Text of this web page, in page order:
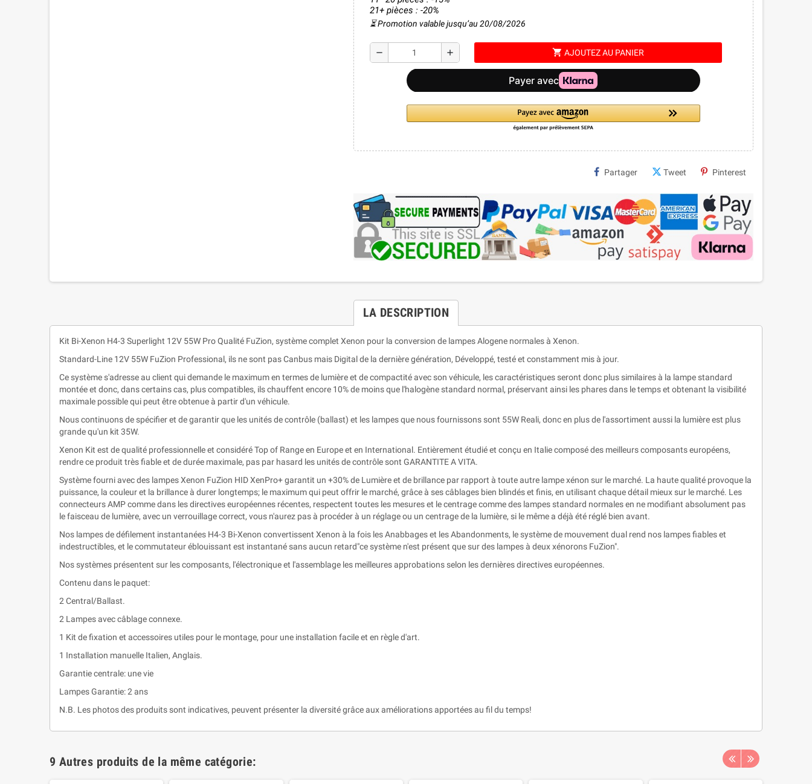
21+ pièces : -20%
⏳ Promotion valable jusqu’au 20/08/2026
remove add shopping_cart AJOUTEZ AU PANIER
Partager Tweet Pinterest
LA DESCRIPTION
Kit Bi-Xenon H4-3 Superlight 12V 55W Pro Qualité FuZion, système complet Xenon pour la conversion de lampes Alogene normales à Xenon.
Standard-Line 12V 55W FuZion Professional, ils ne sont pas Canbus mais Digital de la dernière génération, Développé, testé et constamment mis à jour.
Ce système s'adresse au client qui demande le maximum en termes de lumière et de compactité avec son véhicule, les caractéristiques seront donc plus similaires à la lampe standard
montée et donc, dans certains cas, plus compatibles, ils chauffent encore 10% de moins que l'halogène standard normal, préservant ainsi les phares dans le temps et obtenant la visibilité
maximale possible qui peut être obtenue à partir d'un véhicule.
Nous continuons de spécifier et de garantir que les unités de contrôle (ballast) et les lampes que nous fournissons sont 55W Reali, donc en plus de l'assortiment aussi la lumière est plus
grande qu'un kit 35W.
Xenon Kit est de qualité professionnelle et considéré Top of Range en Europe et en International. Entièrement étudié et conçu en Italie composé des meilleurs composants européens,
rendre ce produit très fiable et de durée maximale, pas par hasard les unités de contrôle sont GARANTITE A VITA.
Système fourni avec des lampes Xenon FuZion HID XenPro+ garantit un +30% de Lumière et de brillance par rapport à toute autre lampe xénon sur le marché. La haute qualité provoque la
puissance, la couleur et la brillance à durer longtemps; le maximum qui peut offrir le marché, grâce à ses câblages bien blindés et finis, en utilisant chaque détail mieux sur le marché. Les
connecteurs AMP comme dans les directives européennes récentes, respectent toutes les mesures et le centrage comme des lampes standard normales en ne modifiant absolument pas
le faisceau de lumière, avec un verrouillage correct, vous n'aurez pas à procéder à un réglage ou un centrage de la lumière, si le même a déjà été réglé bien avant.
Nos lampes de défilement instantanées H4-3 Bi-Xenon convertissent Xenon à la fois les Anabbages et les Abandonments, le système de mouvement dual rend nos lampes fiables et
indestructibles, et le commutateur éblouissant est instantané sans aucun retard"ce système n'est présent que sur des lampes à deux xénorons FuZion".
Nos systèmes présentent sur les composants, l'électronique et l'assemblage les meilleures approbations selon les dernières directives européennes.
Contenu dans le paquet:
2 Central/Ballast.
2 Lampes avec câblage connexe.
1 Kit de fixation et accessoires utiles pour le montage, pour une installation facile et en règle d'art.
1 Installation manuelle Italien, Anglais.
Garantie centrale: une vie
Lampes Garantie: 2 ans
N.B. Les photos des produits sont indicatives, peuvent présenter la diversité grâce aux améliorations apportées au fil du temps!
9 Autres produits de la même catégorie: